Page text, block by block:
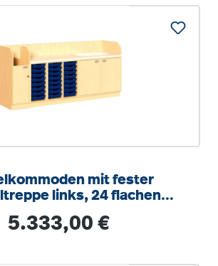
mit fester
links, 24 flachen
Regulärer Preis:
5.333,00 €